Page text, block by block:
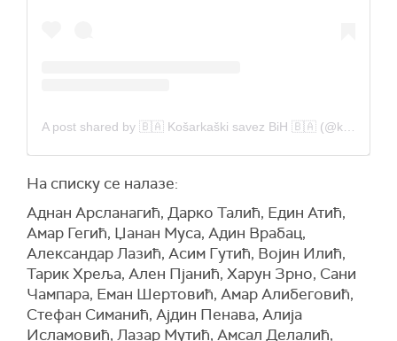
На списку се налазе:
Аднан Арсланагић, Дарко Талић, Един Атић,
Амар Гегић, Џанан Муса, Адин Врабац,
Александар Лазић, Асим Гутић, Војин Илић,
Тарик Хреља, Ален Пјанић, Харун Зрно, Сани
Чампара, Еман Шертовић, Амар Алибеговић,
Стефан Симанић, Ајдин Пенава, Алија
Исламовић, Лазар Мутић, Амсал Делалић,